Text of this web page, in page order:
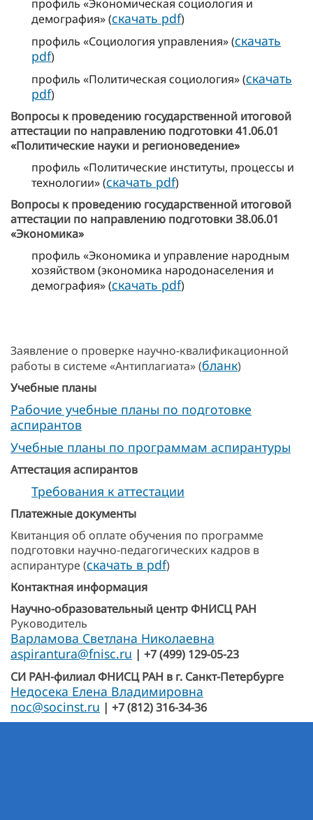
профиль «Экономическая социология и
демография» (скачать pdf)
профиль «Социология управления» (скачать
pdf)
профиль «Политическая социология» (скачать
pdf)
Вопросы к проведению государственной итоговой
аттестации по направлению подготовки 41.06.01
«Политические науки и регионоведение»
профиль «Политические институты, процессы и
технологии» (скачать pdf)
Вопросы к проведению государственной итоговой
аттестации по направлению подготовки 38.06.01
«Экономика»
профиль «Экономика и управление народным
хозяйством (экономика народонаселения и
демография» (скачать pdf)
Заявление о проверке научно-квалификационной
работы в системе «Антиплагиата» (бланк)
Учебные планы
Рабочие учебные планы по подготовке
аспирантов
Учебные планы по программам аспирантуры
Аттестация аспирантов
Требования к аттестации
Платежные документы
Квитанция об оплате обучения по программе
подготовки научно-педагогических кадров в
аспирантуре (скачать в pdf)
Контактная информация
Научно-образовательный центр ФНИСЦ РАН
Руководитель
Варламова Светлана Николаевна
aspirantura@fnisc.ru | +7 (499) 129-05-23
СИ РАН-филиал ФНИСЦ РАН в г. Санкт-Петербурге
Недосека Елена Владимировна
noc@socinst.ru | +7 (812) 316-34-36